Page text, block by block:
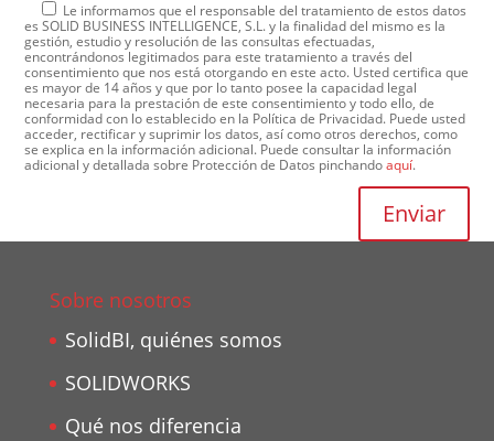
Le informamos que el responsable del tratamiento de estos datos
es SOLID BUSINESS INTELLIGENCE, S.L. y la finalidad del mismo es la
gestión, estudio y resolución de las consultas efectuadas,
encontrándonos legitimados para este tratamiento a través del
consentimiento que nos está otorgando en este acto. Usted certifica que
es mayor de 14 años y que por lo tanto posee la capacidad legal
necesaria para la prestación de este consentimiento y todo ello, de
conformidad con lo establecido en la Política de Privacidad. Puede usted
acceder, rectificar y suprimir los datos, así como otros derechos, como
se explica en la información adicional. Puede consultar la información
adicional y detallada sobre Protección de Datos pinchandoaquí.
Sobre nosotros
SolidBI, quiénes somos
SOLIDWORKS
Qué nos diferencia